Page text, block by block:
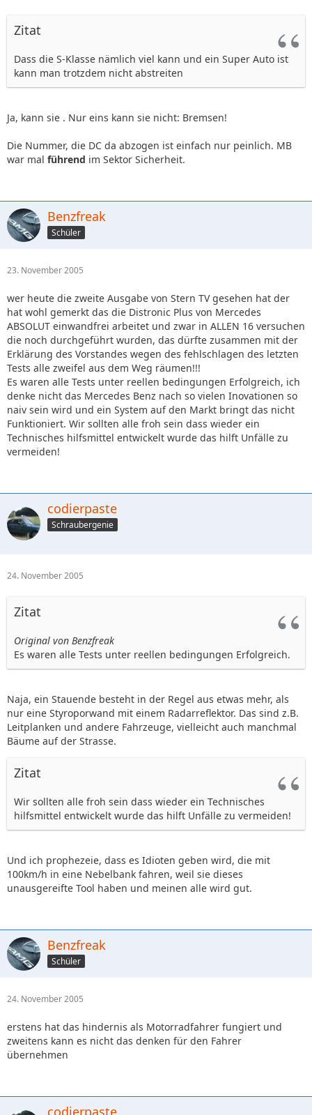
Zitat
Dass die S-Klasse nämlich viel kann und ein Super Auto ist
kann man trotzdem nicht abstreiten
Ja, kann sie . Nur eins kann sie nicht: Bremsen!
Die Nummer, die DC da abzogen ist einfach nur peinlich. MB
war mal führend im Sektor Sicherheit.
Benzfreak
Schüler
23. November 2005
wer heute die zweite Ausgabe von Stern TV gesehen hat der
hat wohl gemerkt das die Distronic Plus von Mercedes
ABSOLUT einwandfrei arbeitet und zwar in ALLEN 16 versuchen
die noch durchgeführt wurden, das dürfte zusammen mit der
Erklärung des Vorstandes wegen des fehlschlagen des letzten
Tests alle zweifel aus dem Weg räumen!!!
Es waren alle Tests unter reellen bedingungen Erfolgreich, ich
denke nicht das Mercedes Benz nach so vielen Inovationen so
naiv sein wird und ein System auf den Markt bringt das nicht
Funktioniert. Wir sollten alle froh sein dass wieder ein
Technisches hilfsmittel entwickelt wurde das hilft Unfälle zu
vermeiden!
codierpaste
Schraubergenie
24. November 2005
Zitat
Original von Benzfreak
Es waren alle Tests unter reellen bedingungen Erfolgreich.
Naja, ein Stauende besteht in der Regel aus etwas mehr, als
nur eine Styroporwand mit einem Radarreflektor. Das sind z.B.
Leitplanken und andere Fahrzeuge, vielleicht auch manchmal
Bäume auf der Strasse.
Zitat
Wir sollten alle froh sein dass wieder ein Technisches
hilfsmittel entwickelt wurde das hilft Unfälle zu vermeiden!
Und ich prophezeie, dass es Idioten geben wird, die mit
100km/h in eine Nebelbank fahren, weil sie dieses
unausgereifte Tool haben und meinen alle wird gut.
Benzfreak
Schüler
24. November 2005
erstens hat das hindernis als Motorradfahrer fungiert und
zweitens kann es nicht das denken für den Fahrer
übernehmen
codierpaste